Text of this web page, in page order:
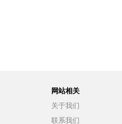
网站相关
关于我们
联系我们